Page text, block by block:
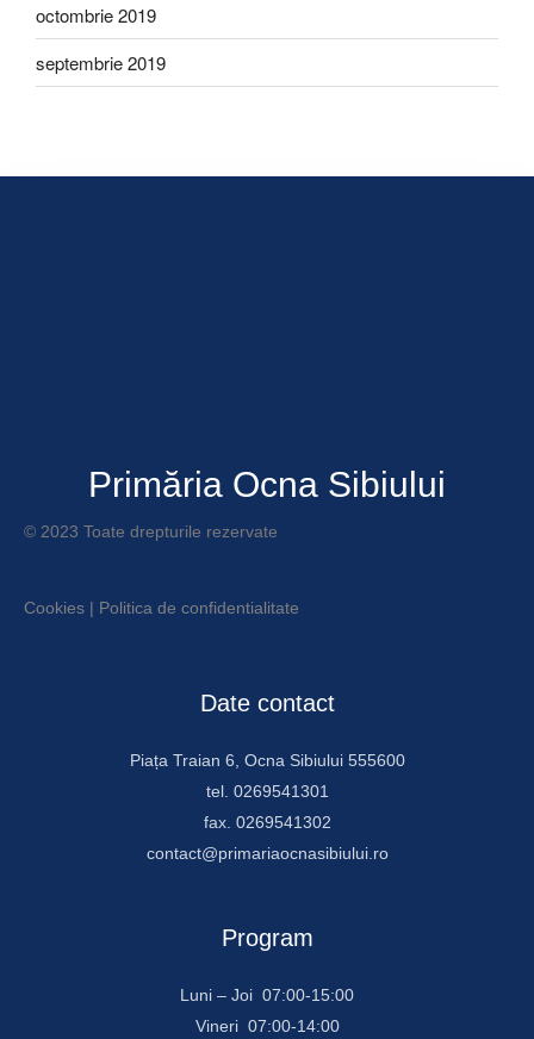
octombrie 2019
septembrie 2019
Primăria Ocna Sibiului
© 2023 Toate drepturile rezervate
Cookies | Politica de confidentialitate
Date contact
Piața Traian 6, Ocna Sibiului 555600
tel. 0269541301
fax. 0269541302
contact@primariaocnasibiului.ro
Program
Luni – Joi 07:00-15:00
Vineri 07:00-14:00